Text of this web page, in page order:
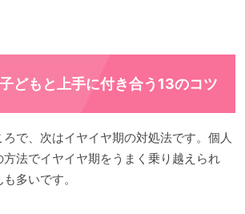
どもと上手に付き合う13のコツ
で、次はイヤイヤ期の対処法です。個人
法でイヤイヤ期をうまく乗り越えられ
多いです。